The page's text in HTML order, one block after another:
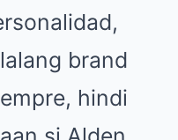
brand
hindi